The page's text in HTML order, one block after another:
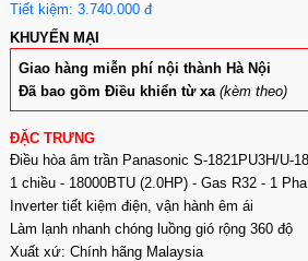
Tiết kiệm: 3.740.000 đ
KHUYẾN MẠI
Giao hàng miễn phí nội thành Hà Nội
Đã bao gồm Điều khiển từ xa (kèm theo)
ĐẶC TRƯNG
Điều hòa âm trần Panasonic S-1821PU3H/U-
1 chiều - 18000BTU (2.0HP) - Gas R32 - 1 Pha
Inverter tiết kiệm điện, vận hành êm ái
Làm lạnh nhanh chóng luồng gió rộng 360 độ
Xuất xứ: Chính hãng Malaysia